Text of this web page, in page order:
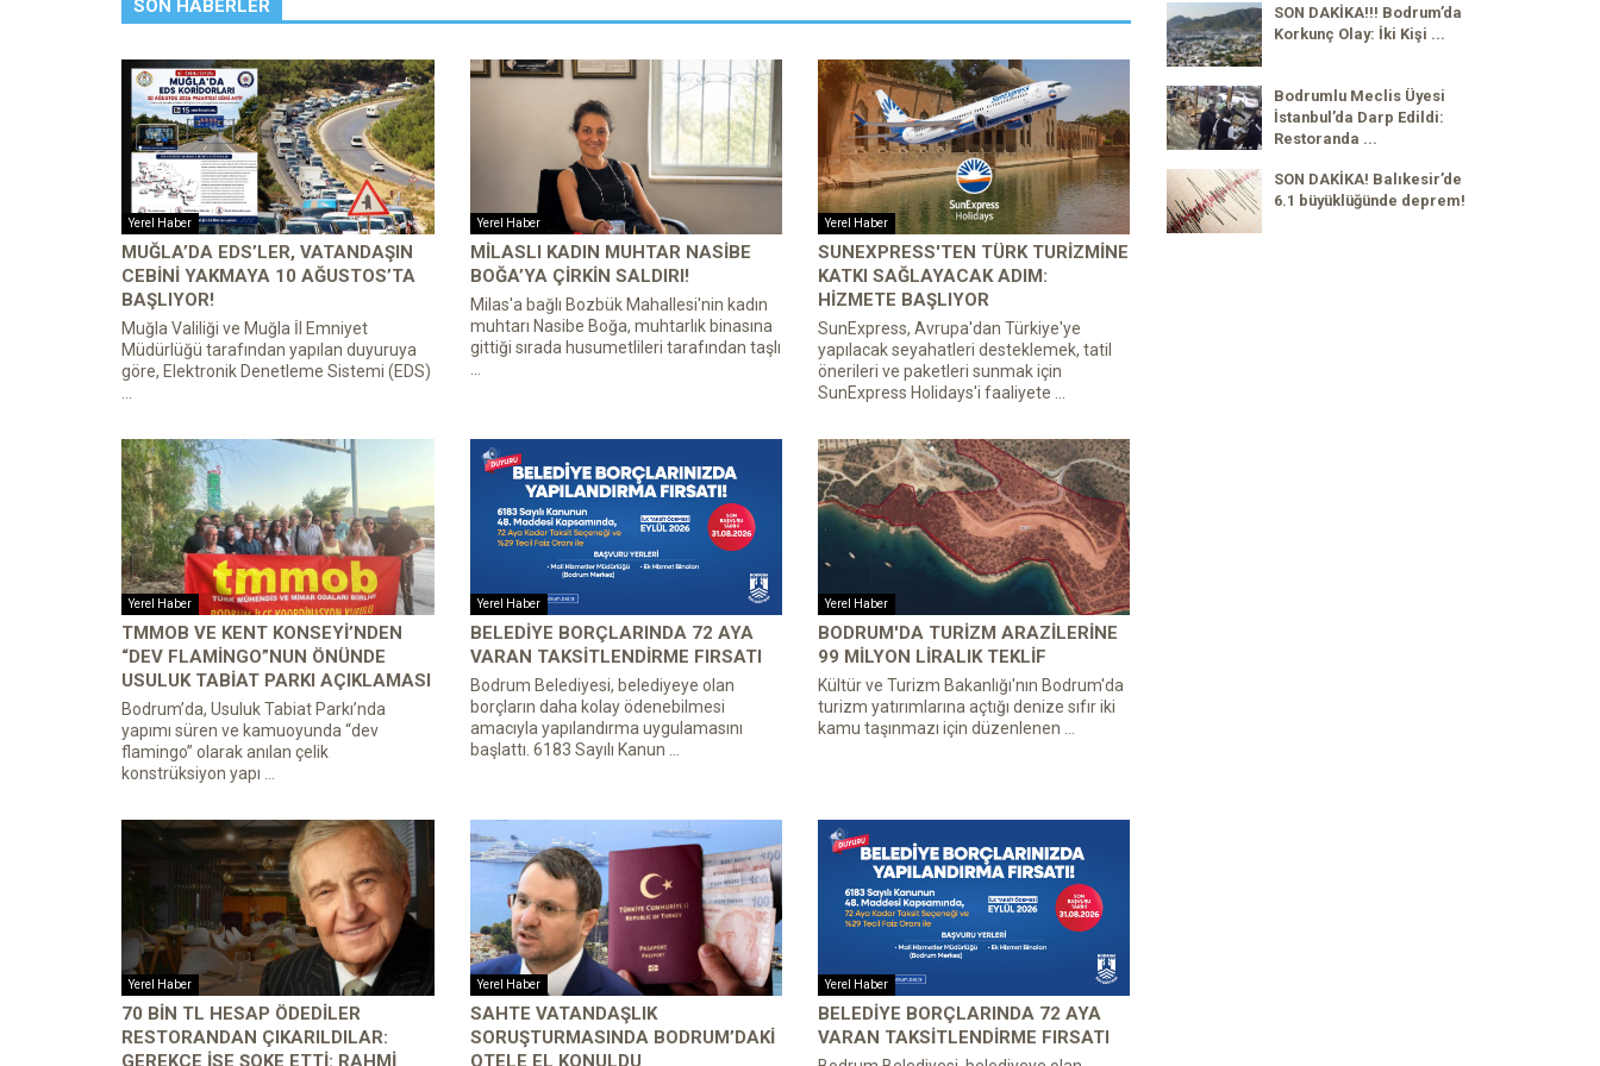
SON HABERLER
Yerel Haber
MUĞLA’DA EDS’LER, VATANDAŞIN
CEBINI YAKMAYA 10 AĞUSTOS’TA
BAŞLIYOR!
Muğla Valiliği ve Muğla İl Emniyet
Müdürlüğü tarafından yapılan duyuruya
göre, Elektronik Denetleme Sistemi (EDS)
...
Yerel Haber
MILASLI KADIN MUHTAR NASIBE
BOĞA’YA ÇIRKIN SALDIRI!
Milas'a bağlı Bozbük Mahallesi'nin kadın
muhtarı Nasibe Boğa, muhtarlık binasına
gittiği sırada husumetlileri tarafından taşlı
...
Yerel Haber
SUNEXPRESS'TEN TÜRK TURIZMINE
KATKI SAĞLAYACAK ADIM:
HIZMETE BAŞLIYOR
SunExpress, Avrupa'dan Türkiye'ye
yapılacak seyahatleri desteklemek, tatil
önerileri ve paketleri sunmak için
SunExpress Holidays'i faaliyete ...
Yerel Haber
TMMOB VE KENT KONSEYI’NDEN
“DEV FLAMINGO”NUN ÖNÜNDE
USULUK TABIAT PARKI AÇIKLAMASI
Bodrum’da, Usuluk Tabiat Parkı’nda
yapımı süren ve kamuoyunda “dev
flamingo” olarak anılan çelik
konstrüksiyon yapı ...
Yerel Haber
BELEDIYE BORÇLARINDA 72 AYA
VARAN TAKSITLENDIRME FIRSATI
Bodrum Belediyesi, belediyeye olan
borçların daha kolay ödenebilmesi
amacıyla yapılandırma uygulamasını
başlattı. 6183 Sayılı Kanun ...
Yerel Haber
BODRUM'DA TURIZM ARAZILERINE
99 MILYON LIRALIK TEKLIF
Kültür ve Turizm Bakanlığı'nın Bodrum'da
turizm yatırımlarına açtığı denize sıfır iki
kamu taşınmazı için düzenlenen ...
Yerel Haber
70 BIN TL HESAP ÖDEDILER
RESTORANDAN ÇIKARILDILAR:
GEREKÇE ISE ŞOKE ETTI: RAHMI
Yerel Haber
SAHTE VATANDAŞLIK
SORUŞTURMASINDA BODRUM’DAKI
OTELE EL KONULDU
Yerel Haber
BELEDIYE BORÇLARINDA 72 AYA
VARAN TAKSITLENDIRME FIRSATI
SON DAKİKA!!! Bodrum’da
Korkunç Olay: İki Kişi ...
Bodrumlu Meclis Üyesi
İstanbul’da Darp Edildi:
Restoranda ...
SON DAKİKA! Balıkesir’de
6.1 büyüklüğünde deprem!